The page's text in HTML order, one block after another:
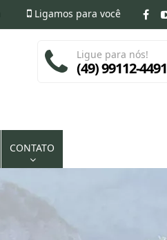
Ligamos para você
CONTATO
Ligue para nós!
(49) 99112-4491